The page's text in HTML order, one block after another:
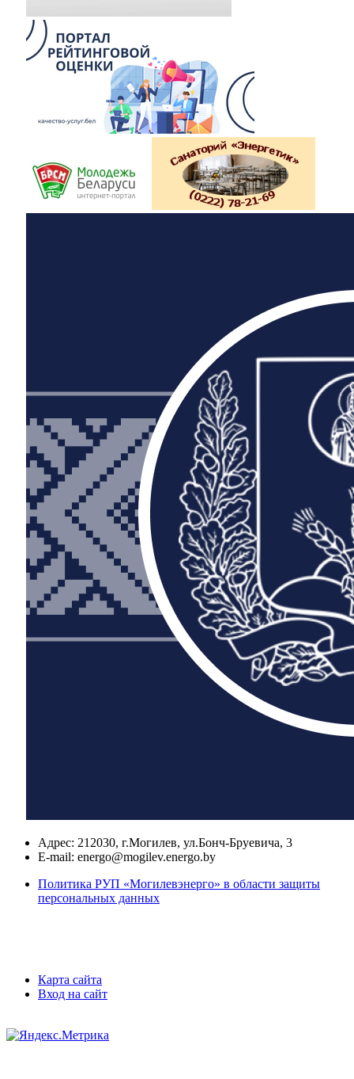
Адрес: 212030, г.Могилев, ул.Бонч-Бруевича, 3
E-mail: energo@mogilev.energo.by
Политика РУП «Могилевэнерго» в области защиты
персональных данных
Карта сайта
Вход на сайт